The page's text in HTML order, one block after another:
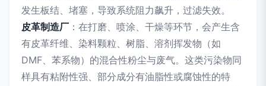
发生板结、堵塞，导致系统阻力飙升，过滤失效。
皮革制造厂 ：在打磨、喷涂、干燥等环节，会产生含
有皮革纤维、染料颗粒、树脂、溶剂挥发物（如
DMF、苯系物）的混合性粉尘与废气。这类污染物同
样具有粘附性强、部分成分有油脂性或腐蚀性的特